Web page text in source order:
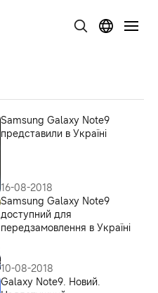
Samsung Galaxy Note9
представили в Україні
16-08-2018
Samsung Galaxy Note9
доступний для
передзамовлення в Україні
10-08-2018
Galaxy Note9. Новий.